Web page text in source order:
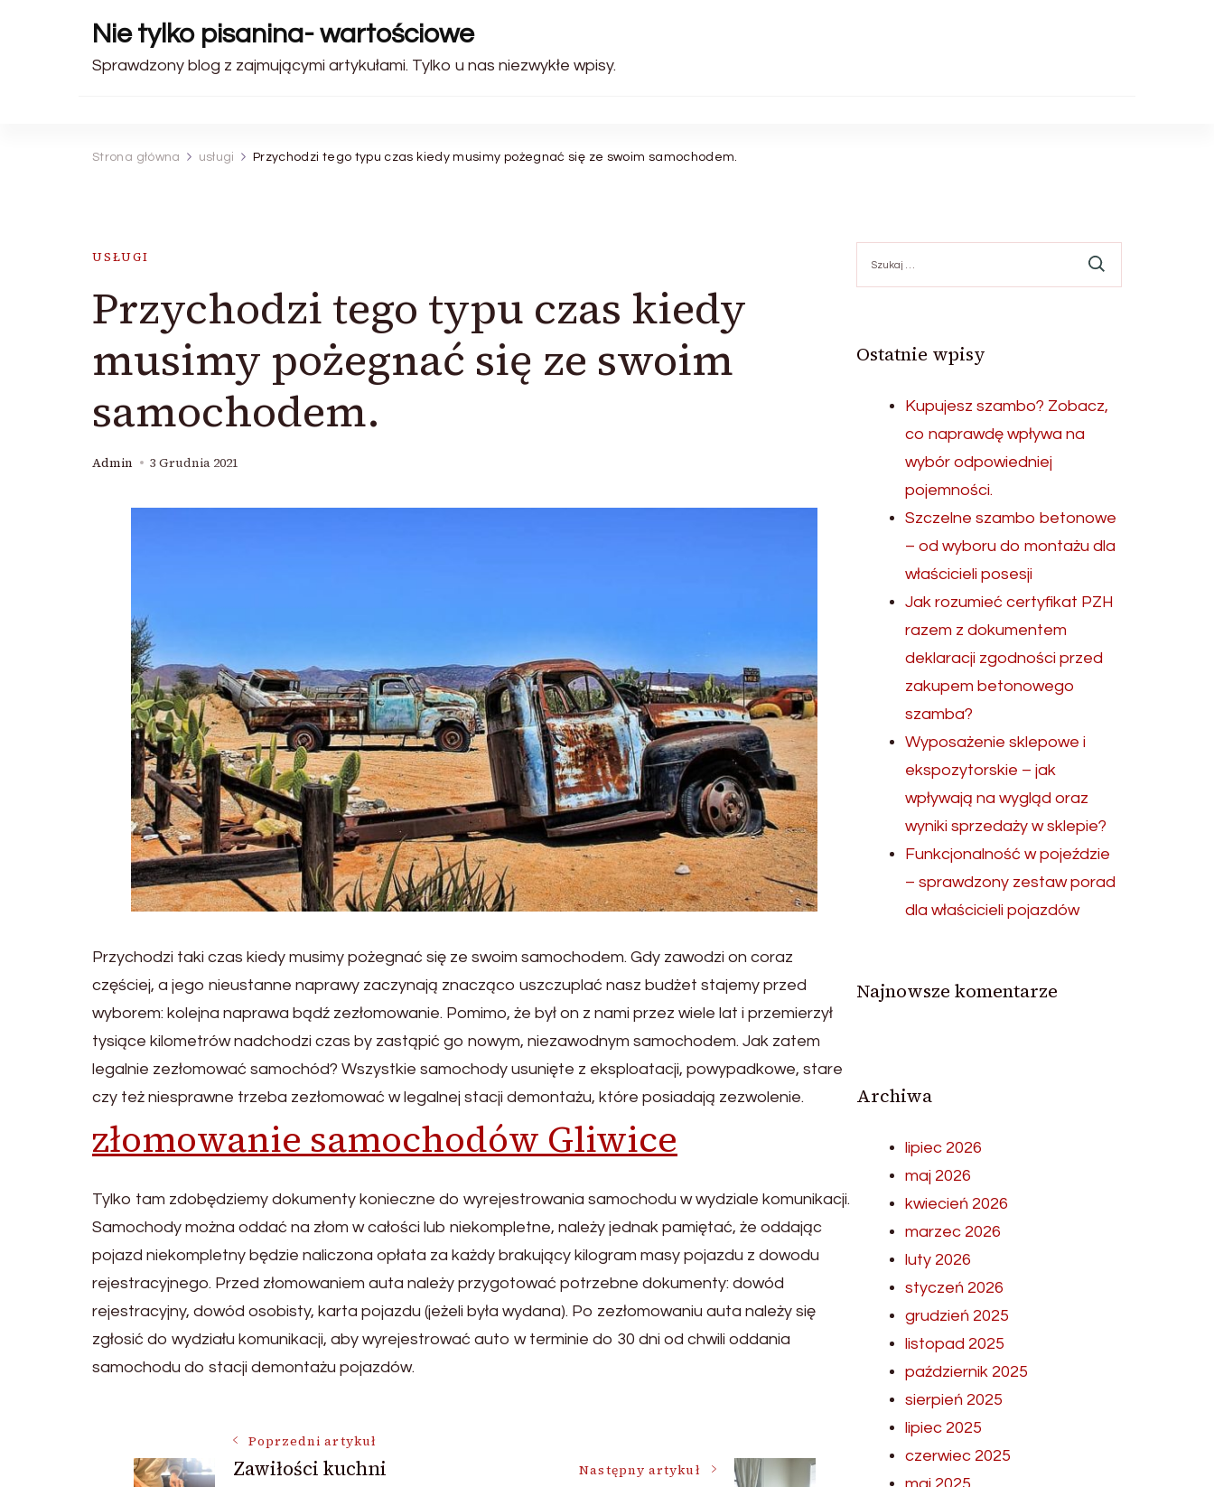
Nie tylko pisanina- wartościowe
Sprawdzony blog z zajmującymi artykułami. Tylko u nas niezwykłe wpisy.
Strona główna usługi Przychodzi tego typu czas kiedy musimy pożegnać się ze swoim samochodem.
USŁUGI
Przychodzi tego typu czas kiedy
musimy pożegnać się ze swoim
samochodem.
Admin 3 Grudnia 2021
Przychodzi taki czas kiedy musimy pożegnać się ze swoim samochodem. Gdy zawodzi on coraz
częściej, a jego nieustanne naprawy zaczynają znacząco uszczuplać nasz budżet stajemy przed
wyborem: kolejna naprawa bądź zezłomowanie. Pomimo, że był on z nami przez wiele lat i przemierzył
tysiące kilometrów nadchodzi czas by zastąpić go nowym, niezawodnym samochodem. Jak zatem
legalnie zezłomować samochód? Wszystkie samochody usunięte z eksploatacji, powypadkowe, stare
czy też niesprawne trzeba zezłomować w legalnej stacji demontażu, które posiadają zezwolenie.
złomowanie samochodów Gliwice
Tylko tam zdobędziemy dokumenty konieczne do wyrejestrowania samochodu w wydziale komunikacji.
Samochody można oddać na złom w całości lub niekompletne, należy jednak pamiętać, że oddając
pojazd niekompletny będzie naliczona opłata za każdy brakujący kilogram masy pojazdu z dowodu
rejestracyjnego. Przed złomowaniem auta należy przygotować potrzebne dokumenty: dowód
rejestracyjny, dowód osobisty, karta pojazdu (jeżeli była wydana). Po zezłomowaniu auta należy się
zgłosić do wydziału komunikacji, aby wyrejestrować auto w terminie do 30 dni od chwili oddania
samochodu do stacji demontażu pojazdów.
NawigacjaPoprzedni artykuł
Zawiłości kuchni
Następny artykuł
Ostatnie wpisy
Kupujesz szambo? Zobacz,
co naprawdę wpływa na
wybór odpowiedniej
pojemności.
Szczelne szambo betonowe
– od wyboru do montażu dla
właścicieli posesji
Jak rozumieć certyfikat PZH
razem z dokumentem
deklaracji zgodności przed
zakupem betonowego
szamba?
Wyposażenie sklepowe i
ekspozytorskie – jak
wpływają na wygląd oraz
wyniki sprzedaży w sklepie?
Funkcjonalność w pojeździe
– sprawdzony zestaw porad
dla właścicieli pojazdów
Najnowsze komentarze
Archiwa
lipiec 2026
maj 2026
kwiecień 2026
marzec 2026
luty 2026
styczeń 2026
grudzień 2025
listopad 2025
październik 2025
sierpień 2025
lipiec 2025
czerwiec 2025